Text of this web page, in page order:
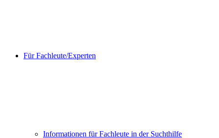
Für Fachleute/Experten
Informationen für Fachleute in der Suchthilfe